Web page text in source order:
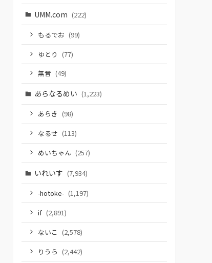
UMM.com (222)
もるでお (99)
ゆとり (77)
無音 (49)
あらなるめい (1,223)
あらき (98)
なるせ (113)
めいちゃん (257)
いれいす (7,934)
-hotoke- (1,197)
if (2,891)
ないこ (2,578)
りうら (2,442)